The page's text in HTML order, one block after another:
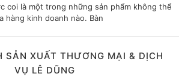
coi là một trong những sản phẩm không thể
hàng kinh doanh nào. Bàn
SẢN XUẤT THƯƠNG MẠI & DỊCH
VỤ LÊ DŨNG